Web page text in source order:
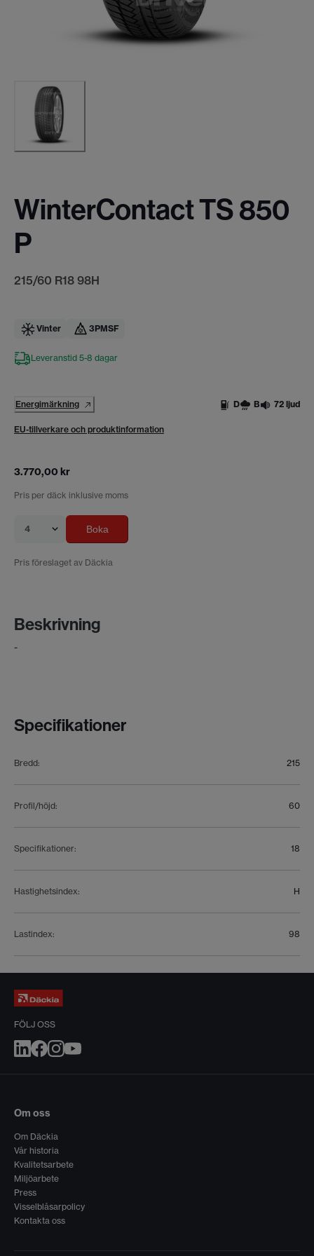
WinterContact TS 850
P
215/60 R18 98H
Vinter 3PMSF
Leveranstid 5-8 dagar
Energimärkning D B 72 ljud
EU-tillverkare och produktinformation
3.770,00 kr
Pris per däck inklusive moms
4 Boka
Pris föreslaget av Däckia
Beskrivning
-
Specifikationer
Bredd: 215
Profil/höjd: 60
Specifikationer: 18
Hastighetsindex: H
Lastindex: 98
FÖLJ OSS
Om oss
Om Däckia
Vår historia
Kvalitetsarbete
Miljöarbete
Press
Visselblåsarpolicy
Kontakta oss